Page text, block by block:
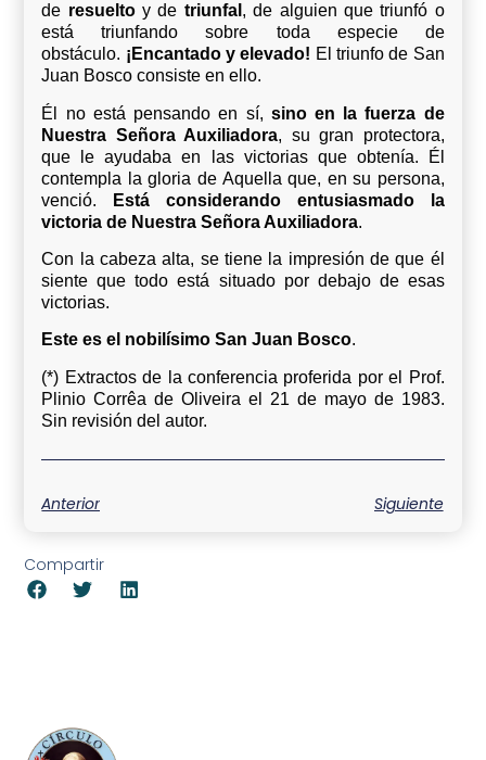
de resueltoy de triunfal , de alguien que triunfó o
está triunfando sobre toda especie de
obstáculo. ¡Encantado y elevado! El triunfo de San
Juan Bosco consiste en ello.
Él no está pensando en sí, sino en la fuerza de
Nuestra Señora Auxiliadora, su gran protectora,
que le ayudaba en las victorias que obtenía. Él
contempla la gloria de Aquella que, en su persona,
venció.
Está considerando entusiasmado la
victoria de Nuestra Señora Auxiliadora.
Con la cabeza alta, se tiene la impresión de que él
siente que todo está situado por debajo de esas
victorias.
Este es el nobilísimo San Juan Bosco.
(*) Extractos de la conferencia proferida por el Prof.
Plinio Corrêa de Oliveira el 21 de mayo de 1983.
Sin revisión del autor.
Anterior Siguiente
Compartir